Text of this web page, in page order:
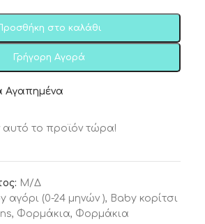
Προσθήκη στο καλάθι
Γρήγορη Αγορά
Αγαπημένα
αυτό το προϊόν τώρα!
Μ/Δ
αγόρι (0-24 μηνών ), Baby κορίτσι
, Φορμάκια, Φορμάκια